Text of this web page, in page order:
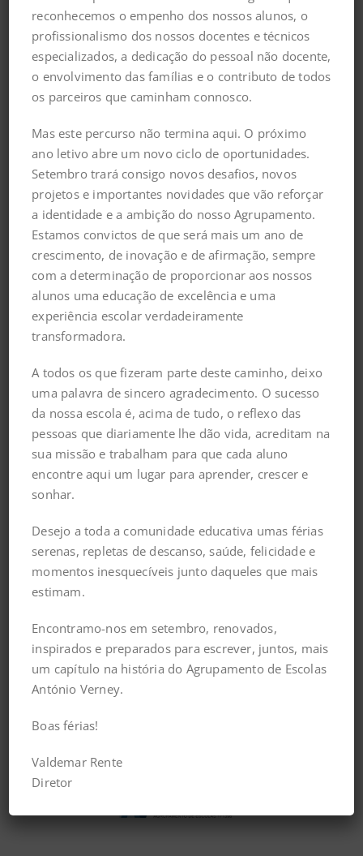
Encontro Cidades Educadoras
A Câmara Municipal de Lisboa organizou o
Cidades Educadoras
cidadania e transformação social”, no âmbito
Comemoração do Dia Internacional da Cidade
Educadora 2024.
O evento decorreu no dia 29 de novembro, na
, em Marvila, e contou com a
participação especial dos nossos alunos de ensino
Destacamos a atuação do nosso aluno de
Bernardo Simões
, que abriu o encontro com a
“Hino das Cidades Educadoras”
Ensino Secundário apresentou um repertório
selecionado, incluindo peças de grandes compositores
clássicos.
reconhecemos o empenho dos nossos alunos, o
profissionalismo dos nossos docentes e técnicos
especializados, a dedicação do pessoal não docente,
o envolvimento das famílias e o contributo de todos
os parceiros que caminham connosco.
Mas este percurso não termina aqui. O próximo
ano letivo abre um novo ciclo de oportunidades.
Setembro trará consigo novos desafios, novos
projetos e importantes novidades que vão reforçar
a identidade e a ambição do nosso Agrupamento.
Estamos convictos de que será mais um ano de
crescimento, de inovação e de afirmação, sempre
com a determinação de proporcionar aos nossos
alunos uma educação de excelência e uma
experiência escolar verdadeiramente
transformadora.
A todos os que fizeram parte deste caminho, deixo
uma palavra de sincero agradecimento. O sucesso
da nossa escola é, acima de tudo, o reflexo das
pessoas que diariamente lhe dão vida, acreditam na
sua missão e trabalham para que cada aluno
encontre aqui um lugar para aprender, crescer e
sonhar.
Desejo a toda a comunidade educativa umas férias
serenas, repletas de descanso, saúde, felicidade e
momentos inesquecíveis junto daqueles que mais
estimam.
Encontramo-nos em setembro, renovados,
inspirados e preparados para escrever, juntos, mais
um capítulo na história do Agrupamento de Escolas
António Verney.
Boas férias!
Valdemar Rente
Diretor